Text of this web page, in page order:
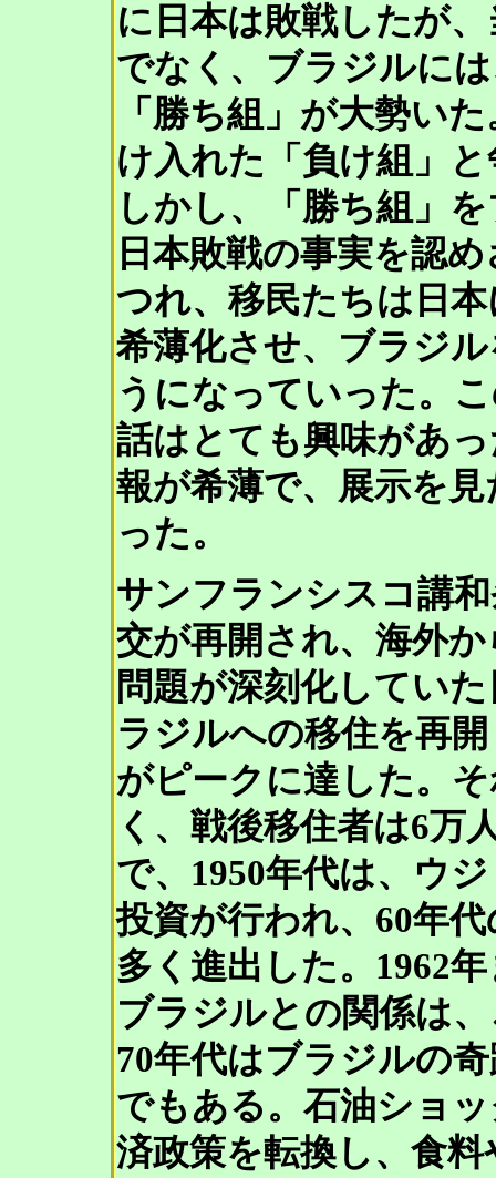
に日本は敗戦したが
でなく、ブラジルに
「勝ち組」が大勢い
け入れた「負け組」
しかし、「勝ち組」
日本敗戦の事実を認
つれ、移民たちは日
希薄化させ、ブラジ
うになっていった。
話はとても興味があ
報が希薄で、展示を
った。
サンフランシスコ講
交が再開され、海外
問題が深刻化してい
ラジルへの移住を再
がピークに達した。
く、戦後移住者は6万
で、1950年代は、ウ
投資が行われ、60年
多く進出した。1962
ブラジルとの関係は
70年代はブラジルの
でもある。石油ショ
済政策を転換し、食